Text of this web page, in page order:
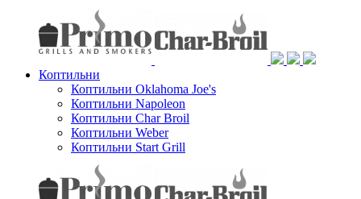
Коптильни
Коптильни Oklahoma Joe's
Коптильни Napoleon
Коптильни Char Broil
Коптильни Weber
Коптильни Start Grill